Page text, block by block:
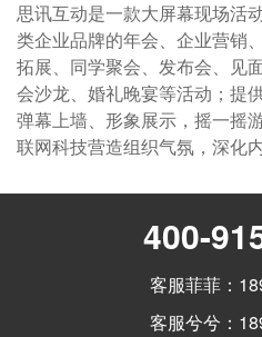
思讯互动是一款大屏幕现场活
类企业品牌的年会、企业营销
拓展、同学聚会、发布会、见
会沙龙、婚礼晚宴等活动；提
弹幕上墙、形象展示，摇一摇
联网科技营造组织气氛，深
400-
客服菲菲：
客服兮兮：